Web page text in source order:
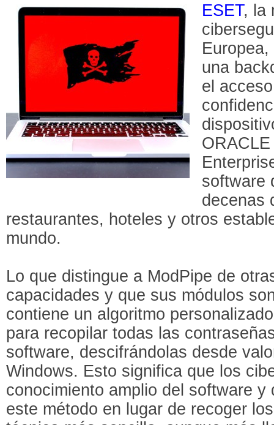
ESET, la
una
el
software
decenas
restaurantes, hoteles y otros
mundo.
Lo que distingue a ModPipe de
capacidades y que sus módulos
contiene un algoritmo
para recopilar todas las
software, descifrándolas desde
Windows. Esto significa que los
conocimiento amplio del software
este método en lugar de recoger